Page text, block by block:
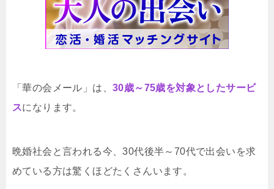
「華の会メール」は、 30歳～75歳を対象としたサービ
スになります。
晩婚社会と言われる今、30代後半～70代で出会いを求
めている方は驚くほどたくさんいます。